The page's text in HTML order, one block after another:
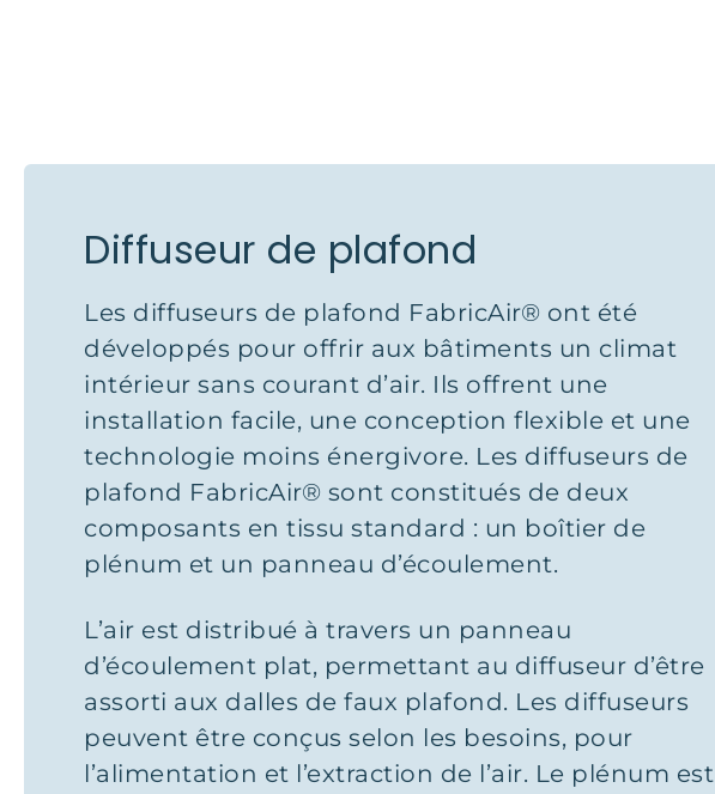
Diffuseur de plafond
Les diffuseurs de plafond FabricAir® ont été
développés pour offrir aux bâtiments un climat
intérieur sans courant d’air. Ils offrent une
installation facile, une conception flexible et une
technologie moins énergivore. Les diffuseurs de
plafond FabricAir® sont constitués de deux
composants en tissu standard : un boîtier de
plénum et un panneau d’écoulement.
L’air est distribué à travers un panneau
d’écoulement plat, permettant au diffuseur d’être
assorti aux dalles de faux plafond. Les diffuseurs
peuvent être conçus selon les besoins, pour
l’alimentation et l’extraction de l’air. Le plénum est